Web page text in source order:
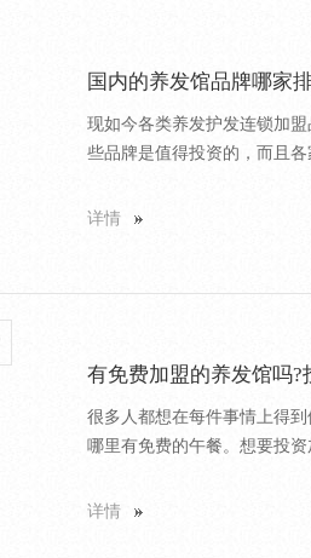
国内的养发馆品牌哪家
现如今各类养发护发连锁加
些品牌是值得投资的，而且
详情
有免费加盟的养发馆吗?
很多人都想在每件事情上得
哪里有免费的午餐。想要投
详情